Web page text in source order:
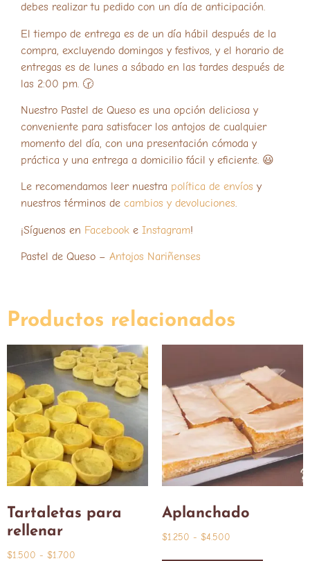
debes realizar tu pedido con un día de anticipación.
El tiempo de entrega es de un día hábil después de la
compra, excluyendo domingos y festivos, y el horario de
entregas es de lunes a sábado en las tardes después de
las 2:00 pm. 🕝
Nuestro Pastel de Queso es una opción deliciosa y
conveniente para satisfacer los antojos de cualquier
momento del día, con una presentación cómoda y
práctica y una entrega a domicilio fácil y eficiente. 😃
Le recomendamos leer nuestra política de envíos y
nuestros términos de cambios y devoluciones.
¡Síguenos en Facebook e Instagram!
Pastel de Queso – Antojos Nariñenses
Productos relacionados
Tartaletas para
rellenar
$1.500 - $1.700
Aplanchado
$1.250 - $4.500